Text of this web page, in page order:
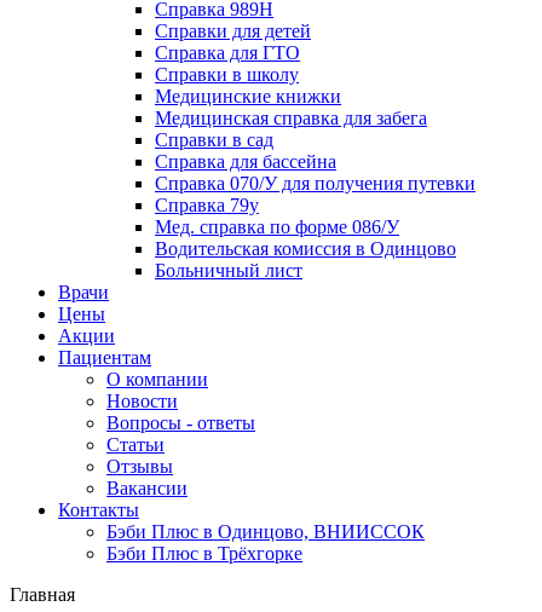
Справка 989Н
Справки для детей
Справка для ГТО
Справки в школу
Медицинские книжки
Медицинская справка для забега
Справки в сад
Справка для бассейна
Справка 070/У для получения путевки
Справка 79у
Мед. справка по форме 086/У
Водительская комиссия в Одинцово
Больничный лист
Врачи
Цены
Акции
Пациентам
О компании
Новости
Вопросы - ответы
Статьи
Отзывы
Вакансии
Контакты
Бэби Плюс в Одинцово, ВНИИССОК
Бэби Плюс в Трёхгорке
Главная